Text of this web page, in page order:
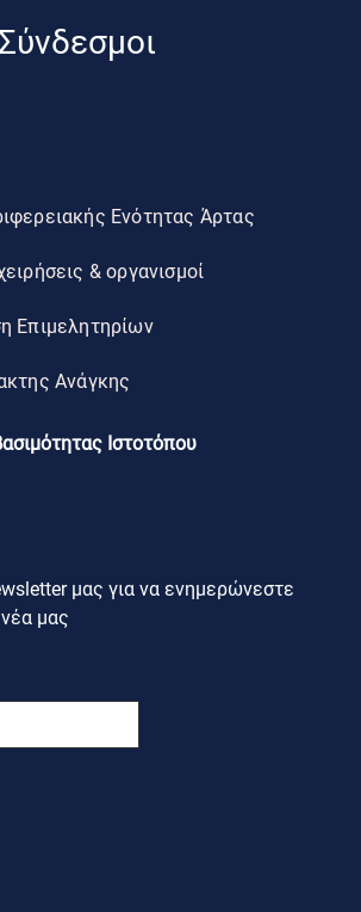
Ενότητας Άρτας
& οργανισμοί
Επιμελητηρίων
Ανάγκης
Ιστοτόπου
μας για να ενημερώνεστε
μας